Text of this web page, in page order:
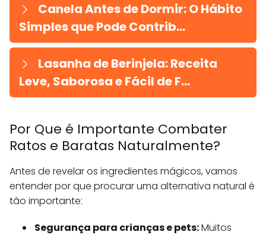
Canela Antes de Dormir: O Hábito
Simples que Pode Contrib...
Lasanha de Berinjela: Receita
Leve, Saborosa e Fácil de F...
Por Que é Importante Combater
Ratos e Baratas Naturalmente?
Antes de revelar os ingredientes mágicos, vamos
entender por que procurar uma alternativa natural é
tão importante:
Segurança para crianças e pets:Muitos